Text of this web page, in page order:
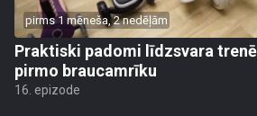
pirms 1 mēneša, 2 nedēļām
Praktiski padomi līdzsvara
pirmo braucamrīku
16. epizode